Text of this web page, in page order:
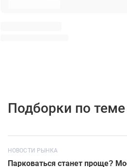
Подборки по теме
НОВОСТИ РЫНКА
Парковаться станет проще?